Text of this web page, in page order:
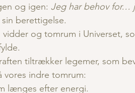
og igen: Jeg har behov for…
berettigelse.
og tomrum i Universet,
tiltrækker legemer, som
vores indre tomrum:
længes efter energi.